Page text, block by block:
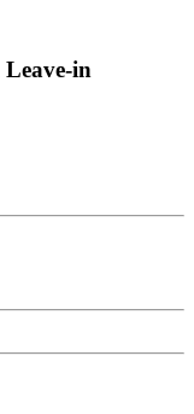
Leave-in